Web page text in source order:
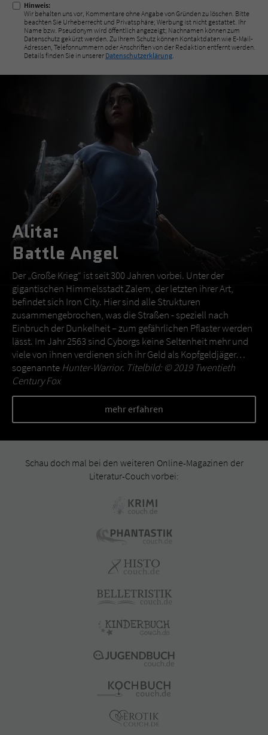
Hinweis:
Wir behalten uns vor, Kommentare ohne Angabe von Gründen zu löschen. Bitte
beachten Sie Urheberrecht und Privatsphäre; Werbung ist nicht gestattet. Ihr
Name bzw. Pseudonym wird öffentlich angezeigt; Nachnamen können zum
Datenschutz gekürzt werden. Zu Ihrem Schutz können Kontaktdaten wie E-Mail-
Adressen, Telefonnummern oder Anschriften von der Redaktion entfernt werden.
Details finden Sie in unserer Datenschutzerklärung.
Alita:
Battle Angel
Der „Große Krieg“ ist seit 300 Jahren vorbei. Unter der
gigantischen Himmelsstadt Zalem, der letzten ihrer Art,
befindet sich Iron City. Hier sind alle Strukturen
zusammengebrochen, was die Straßen - speziell nach
Einbruch der Dunkelheit – zum gefährlichen Pflaster werden
lässt. Im Jahr 2563 sind Cyborgs keine Seltenheit mehr und
viele von ihnen verdienen sich ihr Geld als Kopfgeldjäger…
sogenannte Hunter-Warrior. Titelbild: © 2019 Twentieth
Century Fox
mehr erfahren
Schau doch mal bei den weiteren Online-Magazinen der
Literatur-Couch vorbei: